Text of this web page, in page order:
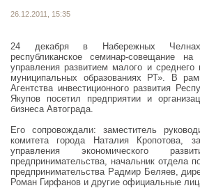
26.12.2011, 15:35
24 декабря в Набережных
республиканское семинар-совещание
управления развитием малого и среднего
муниципальных образованиях РТ». В
Агентства инвестиционного развития
Якупов посетил предприятии и
бизнеса Автограда.
Его сопровождали: заместитель
комитета города Наталия Кропотова,
управления экономического
предпринимательства, начальник отдела
предпринимательства Радмир Беляев,
Роман Гирфанов и другие официальные